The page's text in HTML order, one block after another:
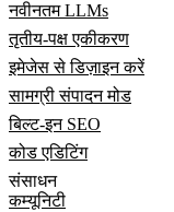
नवीनतम LLMs
तृतीय-पक्ष एकीकरण
इमेजेस से डिज़ाइन करें
सामग्री संपादन मोड
बिल्ट-इन SEO
कोड एडिटिंग
संसाधन
कम्यूनिटी